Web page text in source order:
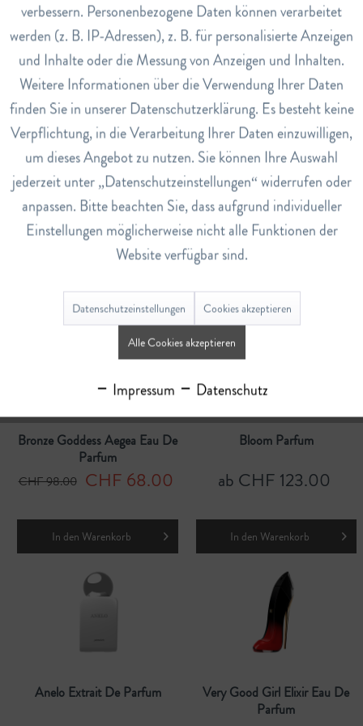
In den Warenkorb In den Warenkorb
Bloom Eau De Parfum Intense
ab CHF 123.00
My Way Eau De Parfum
Geschenkset
CHF 146.00 CHF 102.00
Bronze Goddess Aegea Eau De
Parfum
CHF 98.00 CHF 68.00
In den Warenkorb
Bloom Parfum
ab CHF 123.00
In den Warenkorb
Anelo Extrait De Parfum
Very Good Girl Elixir Eau De
Parfum
Tracking Inaktiv
Service Inaktiv
verbessern. Personenbezogene Daten können verarbeitet
werden (z. B. IP-Adressen), z. B. für personalisierte Anzeigen
und Inhalte oder die Messung von Anzeigen und Inhalten.
Weitere Informationen über die Verwendung Ihrer Daten
finden Sie in unserer Datenschutzerklärung. Es besteht keine
Verpflichtung, in die Verarbeitung Ihrer Daten einzuwilligen,
um dieses Angebot zu nutzen. Sie können Ihre Auswahl
jederzeit unter „Datenschutzeinstellungen“ widerrufen oder
anpassen. Bitte beachten Sie, dass aufgrund individueller
Einstellungen möglicherweise nicht alle Funktionen der
Website verfügbar sind.
Datenschutzeinstellungen Cookies akzeptieren
Alle Cookies akzeptieren
Impressum Datenschutz